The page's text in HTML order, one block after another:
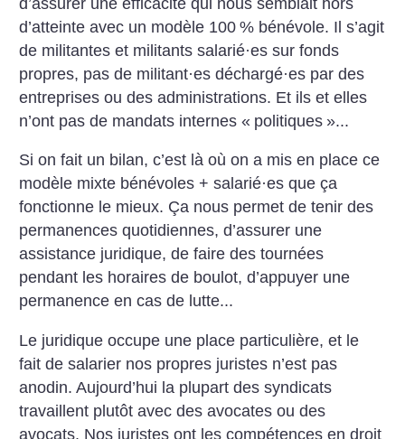
d’atteinte avec un modèle 100 % bénévole. Il s’agit
de militantes et militants salarié·es sur fonds
propres, pas de militant·es déchargé·es par des
entreprises ou des administrations. Et ils et elles
n’ont pas de mandats internes « politiques »...
Si on fait un bilan, c’est là où on a mis en place ce
modèle mixte bénévoles + salarié·es que ça
fonctionne le mieux. Ça nous permet de tenir des
permanences quotidiennes, d’assurer une
assistance juridique, de faire des tournées
pendant les horaires de boulot, d’appuyer une
permanence en cas de lutte...
Le juridique occupe une place particulière, et le
fait de salarier nos propres juristes n’est pas
anodin. Aujourd’hui la plupart des syndicats
travaillent plutôt avec des avocates ou des
avocats. Nos juristes ont les compétences en droit